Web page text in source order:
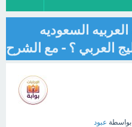
السعوديه
العربي ؟ - مع الشرح
بواسطة عبود